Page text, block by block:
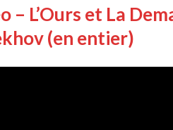
– L’Ours et La
(en entier)